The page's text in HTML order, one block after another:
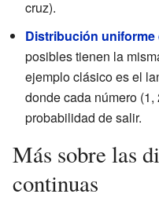
cruz).
Distribución uniforme
posibles tienen la
ejemplo clásico es el
donde cada número
probabilidad de salir.
Más sobre las
continuas